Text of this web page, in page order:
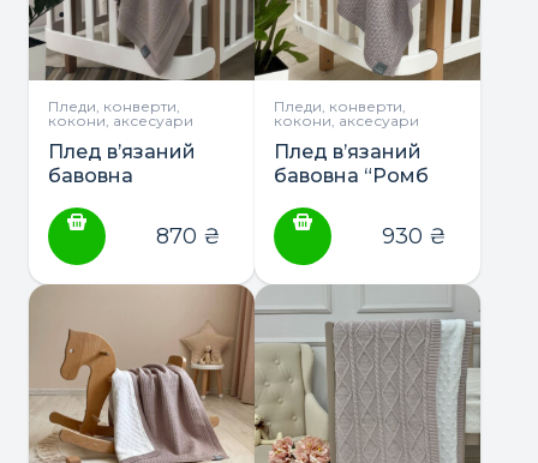
Пледи, конверти,
кокони, аксесуари
Плед в’язаний
бавовна
Маленька Соня
870 ₴
Пледи, конверти,
кокони, аксесуари
Плед в’язаний
бавовна “Ромб
Маленька Соня
930 ₴